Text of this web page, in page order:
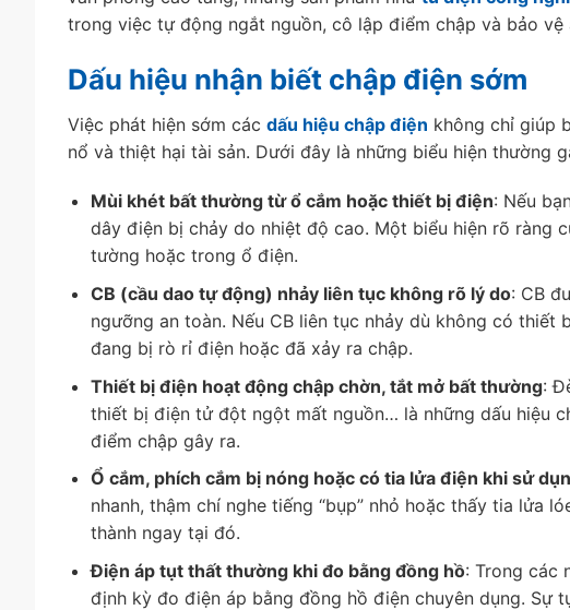
trong việc tự động ngắt nguồn, cô lập điểm chập và bảo
Dấu hiệu nhận biết chập điện sớm
Việc phát hiện sớm các dấu hiệu chập điện không chỉ giúp
nổ và thiệt hại tài sản. Dưới đây là những biểu hiện thường
Mùi khét bất thường từ ổ cắm hoặc thiết bị điện: Nếu
dây điện bị chảy do nhiệt độ cao. Một biểu hiện rõ ràng
tường hoặc trong ổ điện.
CB (cầu dao tự động) nhảy liên tục không rõ lý do: CB
ngưỡng an toàn. Nếu CB liên tục nhảy dù không có
đang bị rò rỉ điện hoặc đã xảy ra chập.
Thiết bị điện hoạt động chập chờn, tắt mở bất thường:
thiết bị điện tử đột ngột mất nguồn… là những dấu hiệu
điểm chập gây ra.
Ổ cắm, phích cắm bị nóng hoặc có tia lửa điện khi sử
nhanh, thậm chí nghe tiếng “bụp” nhỏ hoặc thấy tia lửa
thành ngay tại đó.
Điện áp tụt thất thường khi đo bằng đồng hồ: Trong các
định kỳ đo điện áp bằng đồng hồ điện chuyên dụng. Sự